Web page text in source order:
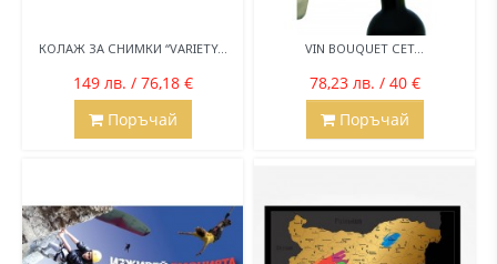
КОЛАЖ ЗА СНИМКИ “VARIETY...
149 лв. / 76,18 €
Поръчай
VIN BOUQUET СЕТ...
78,23 лв. / 40 €
Поръчай